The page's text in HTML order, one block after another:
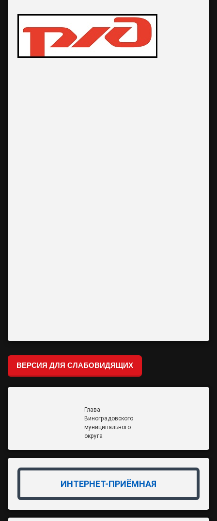
ВЕРСИЯ ДЛЯ СЛАБОВИДЯЩИХ
Глава
Виноградовского
муниципального
округа
ИНТЕРНЕТ-ПРИЁМНАЯ